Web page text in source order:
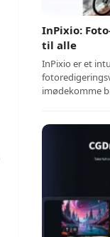
InPixio:
til alle
InPixio er et
imødekomme